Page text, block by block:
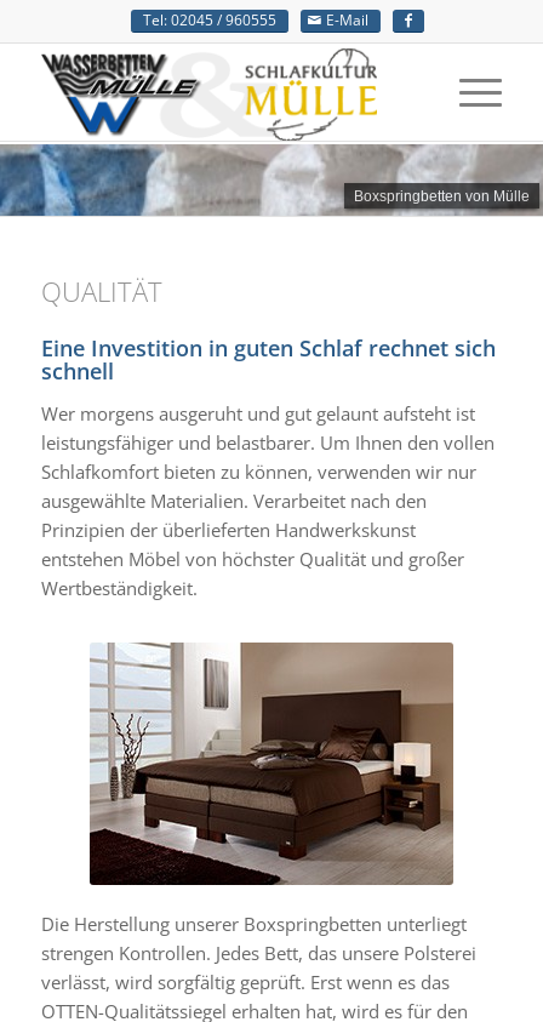
Tel: 02045 / 960555 E-Mail
Boxspringbetten von Mülle
QUALITÄT
Eine Investition in guten Schlaf rechnet sich
schnell
Wer morgens ausgeruht und gut gelaunt aufsteht ist
leistungsfähiger und belastbarer. Um Ihnen den vollen
Schlafkomfort bieten zu können, verwenden wir nur
ausgewählte Materialien. Verarbeitet nach den
Prinzipien der überlieferten Handwerkskunst
entstehen Möbel von höchster Qualität und großer
Wertbeständigkeit.
Die Herstellung unserer Boxspringbetten unterliegt
strengen Kontrollen. Jedes Bett, das unsere Polsterei
verlässt, wird sorgfältig geprüft. Erst wenn es das
OTTEN-Qualitätssiegel erhalten hat, wird es für den